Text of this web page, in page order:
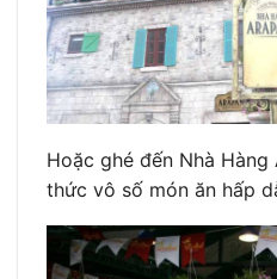
Hoặc ghé đến Nhà
thức vô số món ăn hấp